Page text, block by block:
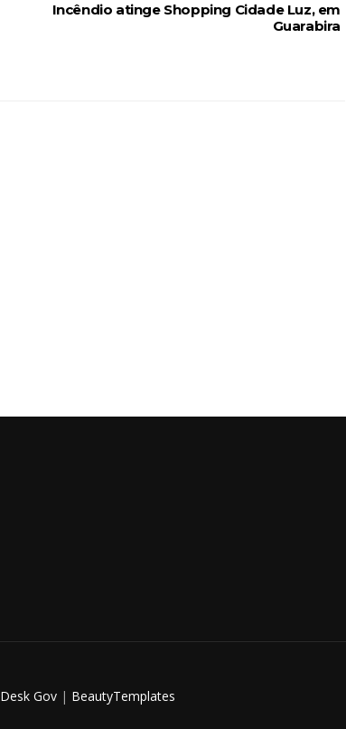
Incêndio atinge Shopping Cidade Luz, em
Guarabira
Desk Gov | BeautyTemplates